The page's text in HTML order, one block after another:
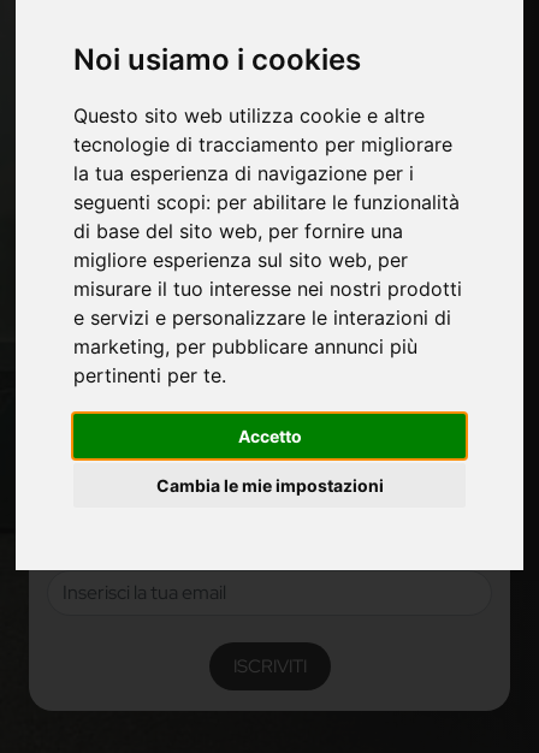
Noi usiamo i cookies
Questo sito web utilizza cookie e altre
tecnologie di tracciamento per migliorare
la tua esperienza di navigazione per i
seguenti scopi: per abilitare le funzionalità
di base del sito web, per fornire una
migliore esperienza sul sito web, per
misurare il tuo interesse nei nostri prodotti
e servizi e personalizzare le interazioni di
marketing, per pubblicare annunci più
pertinenti per te.
Accetto
Cambia le mie impostazioni
Pagine
Contatti
Fiere
Privacy
Mappa Sito
Rimani aggiornato
Non perderti le ultime novità del settore, news su
Iscriviti alla newsletter!
Non perderti le ultime news su nuovi prodotti, novità e
ISCRIVITI